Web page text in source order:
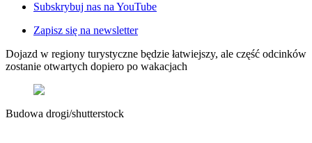
Demografia
Cyfryzacja
Polityka
Inflacja
Rolnictwo
Bezrobocie
Stopy procentowe
Subskrybuj nas na YouTube
Zapisz się na newsletter
Dojazd w regiony turystyczne będzie łatwiejszy, ale część odcinków
zostanie otwartych dopiero po wakacjach
Budowa drogi/shutterstock